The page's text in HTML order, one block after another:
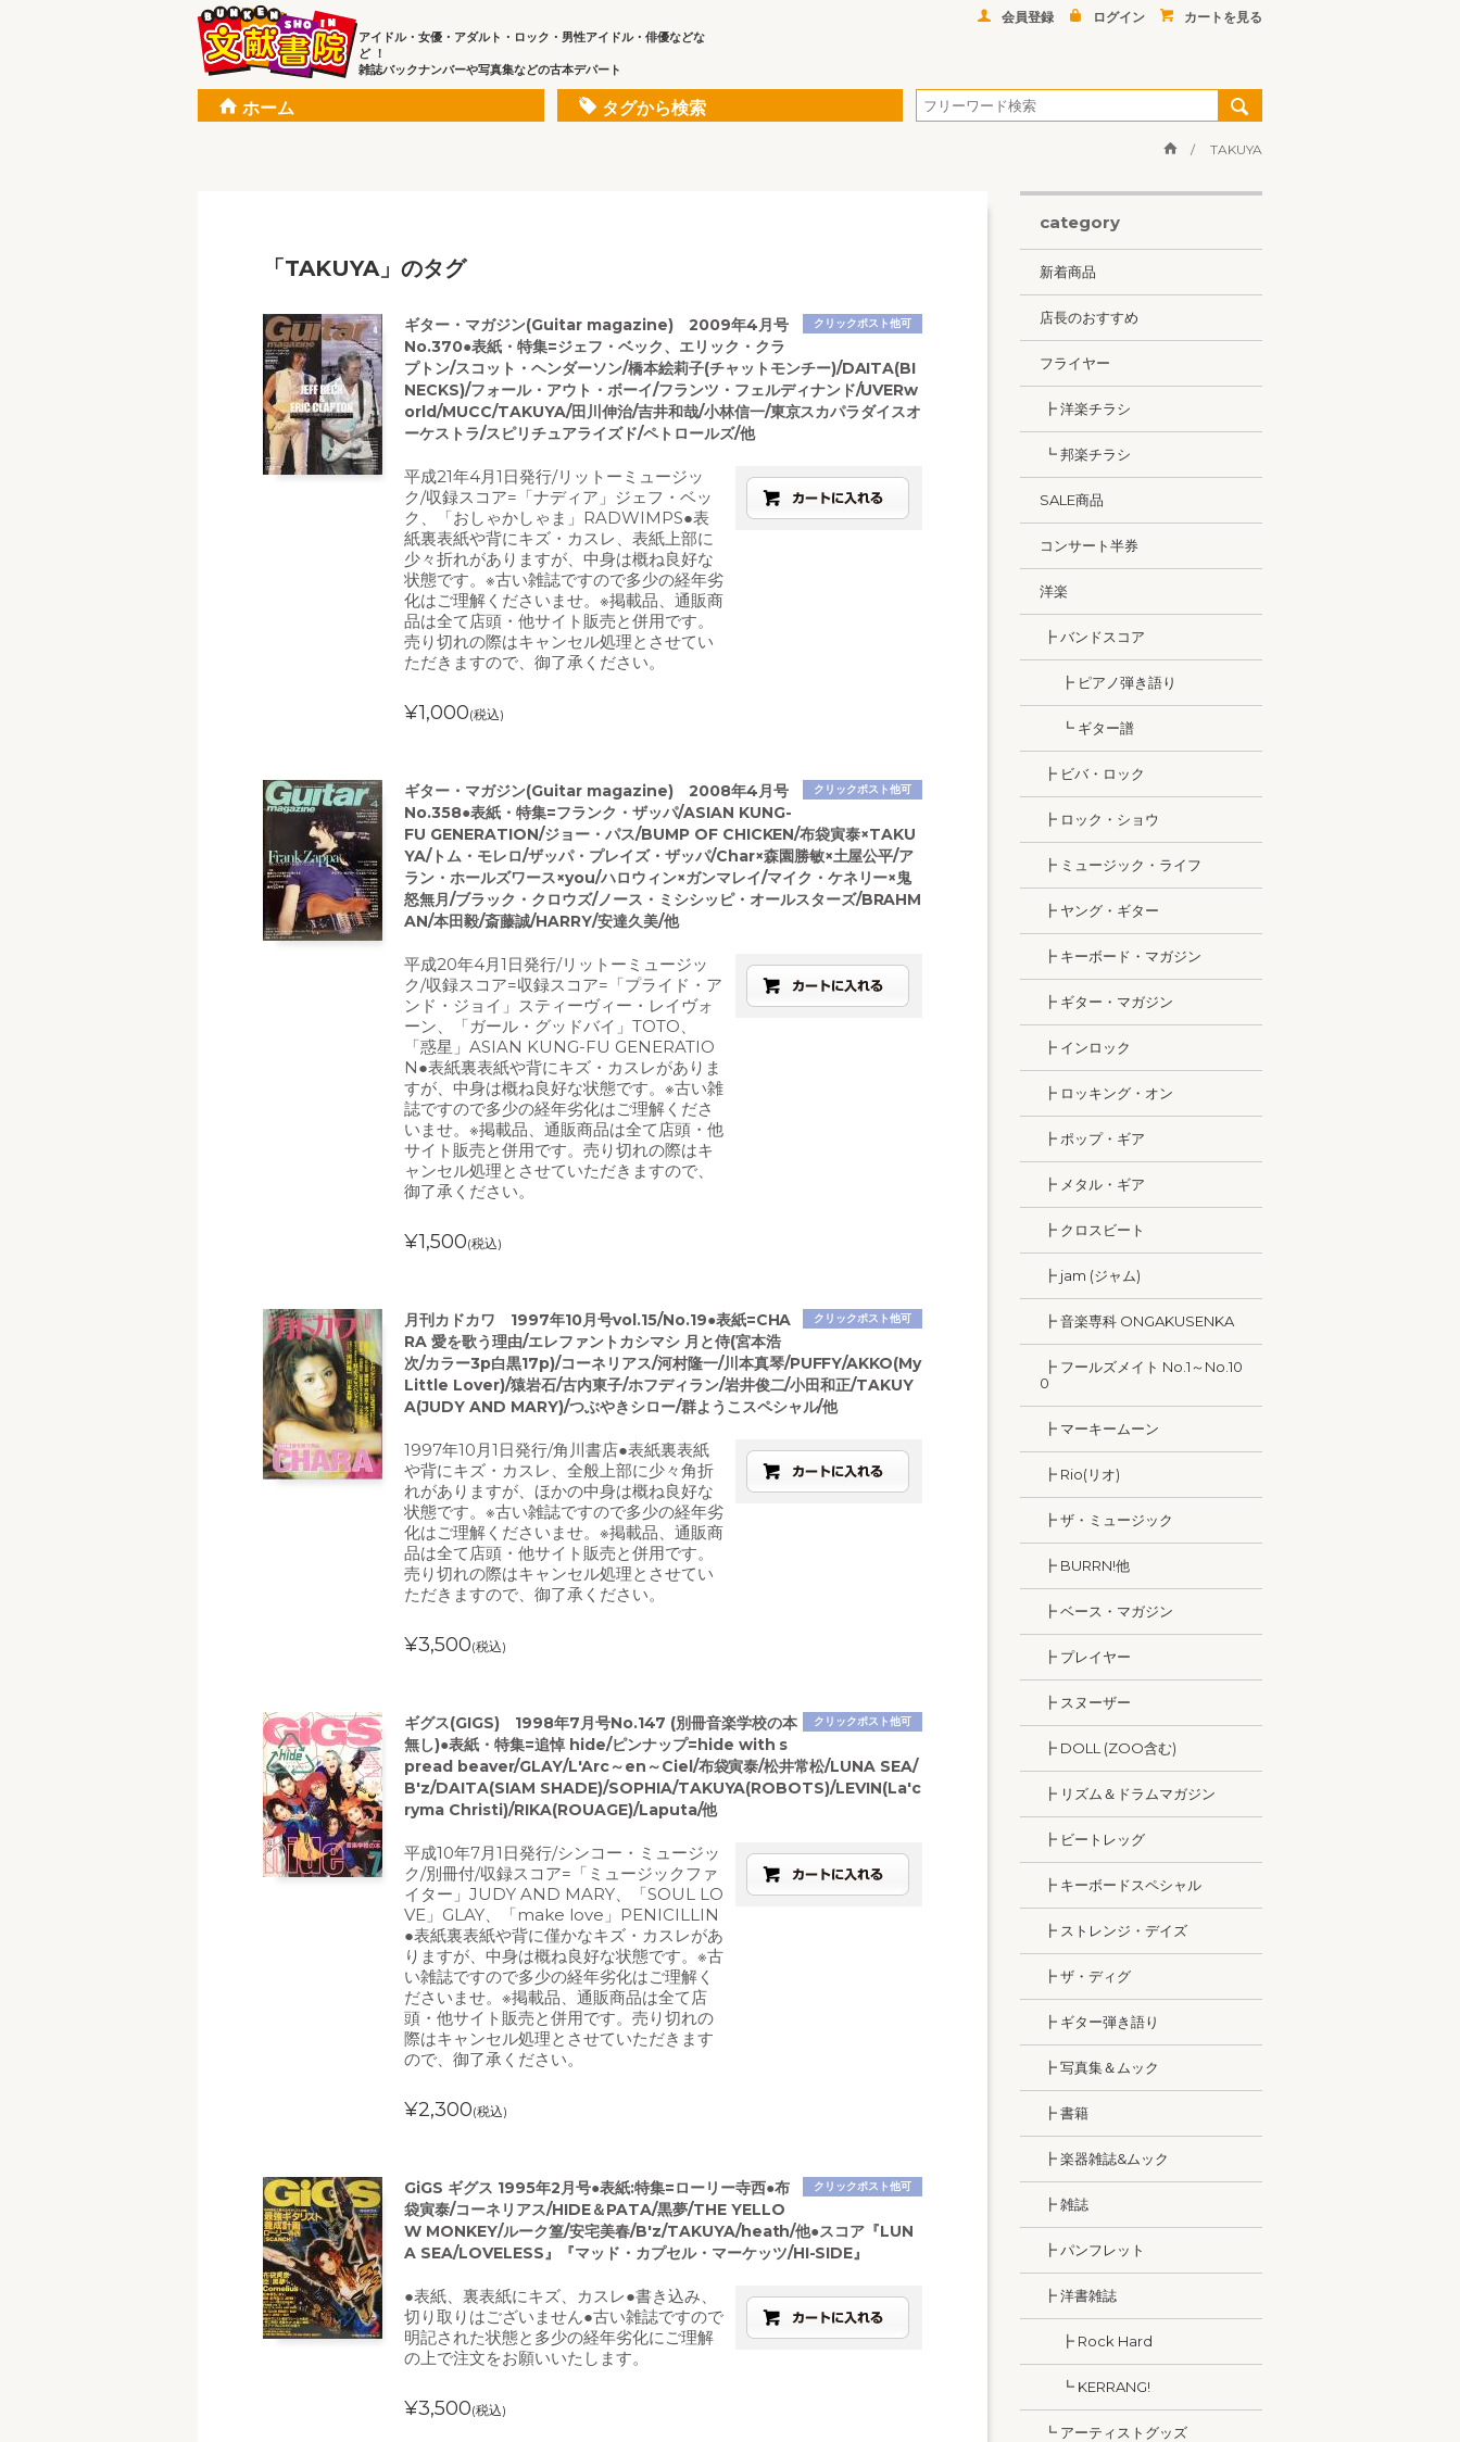
アイドル・女優・アダルト・ロック・男性アイドル・俳優などな
ど ！
雑誌バックナンバーや写真集などの古本デパート
会員登録 ログイン カートを見る
ホーム タグから検索
TAKUYA
「TAKUYA」のタグ
クリックポスト他可
ギター・マガジン(Guitar magazine) 2009年4月号
No.370●表紙・特集=ジェフ・ベック、エリック・クラ
プトン/スコット・ヘンダーソン/橋本絵莉子(チャットモンチー)/DAITA(BI
NECKS)/フォール・アウト・ボーイ/フランツ・フェルディナンド/UVERw
orld/MUCC/TAKUYA/田川伸治/吉井和哉/小林信一/東京スカパラダイスオ
ーケストラ/スピリチュアライズド/ペトロールズ/他
平成21年4月1日発行/リットーミュージッ
ク/収録スコア=「ナディア」ジェフ・ベッ
ク、「おしゃかしゃま」RADWIMPS●表
紙裏表紙や背にキズ・カスレ、表紙上部に
少々折れがありますが、中身は概ね良好な
状態です。※古い雑誌ですので多少の経年劣
化はご理解くださいませ。※掲載品、通販商
品は全て店頭・他サイト販売と併用です。
売り切れの際はキャンセル処理とさせてい
ただきますので、御了承ください。
¥1,000(税込)
クリックポスト他可
ギター・マガジン(Guitar magazine) 2008年4月号
No.358●表紙・特集=フランク・ザッパ/ASIAN KUNG-
FU GENERATION/ジョー・パス/BUMP OF CHICKEN/布袋寅泰×TAKU
YA/トム・モレロ/ザッパ・プレイズ・ザッパ/Char×森園勝敏×土屋公平/ア
ラン・ホールズワース×you/ハロウィン×ガンマレイ/マイク・ケネリー×鬼
怒無月/ブラック・クロウズ/ノース・ミシシッピ・オールスターズ/BRAHM
AN/本田毅/斎藤誠/HARRY/安達久美/他
平成20年4月1日発行/リットーミュージッ
ク/収録スコア=収録スコア=「プライド・ア
ンド・ジョイ」スティーヴィー・レイヴォ
ーン、「ガール・グッドバイ」TOTO、
「惑星」ASIAN KUNG-FU GENERATIO
N●表紙裏表紙や背にキズ・カスレがありま
すが、中身は概ね良好な状態です。※古い雑
誌ですので多少の経年劣化はご理解くださ
いませ。※掲載品、通販商品は全て店頭・他
サイト販売と併用です。売り切れの際はキ
ャンセル処理とさせていただきますので、
御了承ください。
¥1,500(税込)
クリックポスト他可
月刊カドカワ 1997年10月号vol.15/No.19●表紙=CHA
RA 愛を歌う理由/エレファントカシマシ 月と侍(宮本浩
次/カラー3p白黒17p)/コーネリアス/河村隆一/川本真琴/PUFFY/AKKO(My
Little Lover)/猿岩石/古内東子/ホフディラン/岩井俊二/小田和正/TAKUY
A(JUDY AND MARY)/つぶやきシロー/群ようこスペシャル/他
1997年10月1日発行/角川書店●表紙裏表紙
や背にキズ・カスレ、全般上部に少々角折
れがありますが、ほかの中身は概ね良好な
状態です。※古い雑誌ですので多少の経年劣
化はご理解くださいませ。※掲載品、通販商
品は全て店頭・他サイト販売と併用です。
売り切れの際はキャンセル処理とさせてい
ただきますので、御了承ください。
¥3,500(税込)
クリックポスト他可
ギグス(GIGS) 1998年7月号No.147 (別冊音楽学校の本
無し)●表紙・特集=追悼 hide/ピンナップ=hide with s
pread beaver/GLAY/L'Arc～en～Ciel/布袋寅泰/松井常松/LUNA SEA/
B'z/DAITA(SIAM SHADE)/SOPHIA/TAKUYA(ROBOTS)/LEVIN(La'c
ryma Christi)/RIKA(ROUAGE)/Laputa/他
平成10年7月1日発行/シンコー・ミュージッ
ク/別冊付/収録スコア=「ミュージックファ
イター」JUDY AND MARY、「SOUL LO
VE」GLAY、「make love」PENICILLIN
●表紙裏表紙や背に僅かなキズ・カスレがあ
りますが、中身は概ね良好な状態です。※古
い雑誌ですので多少の経年劣化はご理解く
ださいませ。※掲載品、通販商品は全て店
頭・他サイト販売と併用です。売り切れの
際はキャンセル処理とさせていただきます
ので、御了承ください。
¥2,300(税込)
クリックポスト他可
GiGS ギグス 1995年2月号●表紙:特集=ローリー寺西●布
袋寅泰/コーネリアス/HIDE＆PATA/黒夢/THE YELLO
W MONKEY/ルーク篁/安宅美春/B'z/TAKUYA/heath/他●スコア『LUN
A SEA/LOVELESS』『マッド・カプセル・マーケッツ/HI-SIDE』
●表紙、裏表紙にキズ、カスレ●書き込み、
切り取りはございません●古い雑誌ですので
明記された状態と多少の経年劣化にご理解
の上で注文をお願いいたします。
¥3,500(税込)
category
新着商品
店長のおすすめ
フライヤー
┣ 洋楽チラシ
┗ 邦楽チラシ
SALE商品
コンサート半券
洋楽
┣ バンドスコア
┣ ピアノ弾き語り
┗ ギター譜
┣ ビバ・ロック
┣ ロック・ショウ
┣ ミュージック・ライフ
┣ ヤング・ギター
┣ キーボード・マガジン
┣ ギター・マガジン
┣ インロック
┣ ロッキング・オン
┣ ポップ・ギア
┣ メタル・ギア
┣ クロスビート
┣ jam (ジャム)
┣ 音楽専科 ONGAKUSENKA
┣ フールズメイト No.1～No.10
0
┣ マーキームーン
┣ Rio(リオ)
┣ ザ・ミュージック
┣ BURRN!他
┣ ベース・マガジン
┣ プレイヤー
┣ スヌーザー
┣ DOLL (ZOO含む)
┣ リズム＆ドラムマガジン
┣ ビートレッグ
┣ キーボードスペシャル
┣ ストレンジ・デイズ
┣ ザ・ディグ
┣ ギター弾き語り
┣ 写真集＆ムック
┣ 書籍
┣ 楽器雑誌&ムック
┣ 雑誌
┣ パンフレット
┣ 洋書雑誌
┣ Rock Hard
┗ KERRANG!
┗ アーティストグッズ